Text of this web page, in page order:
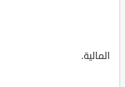
المالية.